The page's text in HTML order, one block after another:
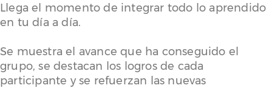
Llega el momento de integrar todo lo aprendido
en tu día a día.
Se muestra el avance que ha conseguido el
grupo, se destacan los logros de cada
participante y se refuerzan las nuevas